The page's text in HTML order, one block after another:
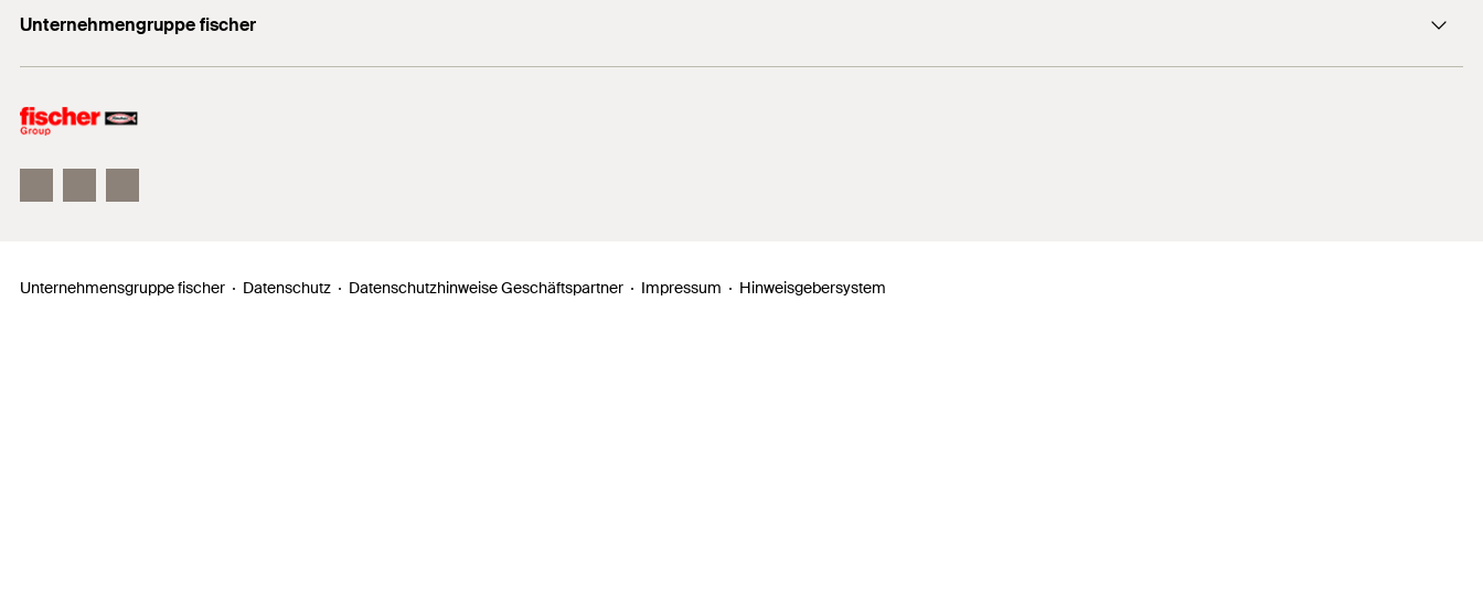
Professionals
Mediathek
Podcasts
Unternehmengruppe fischer
Unser Leitbild
Unternehmensgruppe fischer Datenschutz Datenschutzhinweise Geschäftspartner Impressum Hinweisgebersystem